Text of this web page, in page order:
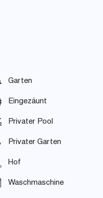
Garten
Eingezäunt
Privater Pool
Privater Garten
Hof
Waschmaschine